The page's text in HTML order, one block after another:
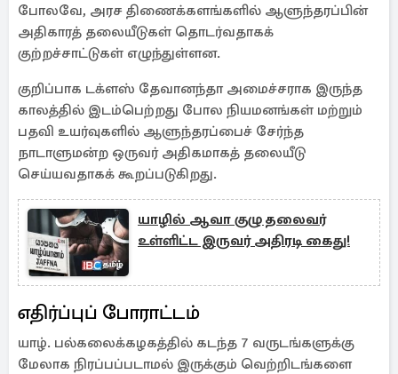
போலவே, அரச திணைக்களங்களில் ஆளுந்தரப்பின்
அதிகாரத் தலையீடுகள் தொடர்வதாகக்
குற்றச்சாட்டுகள் எழுந்துள்ளன.
குறிப்பாக டக்ளஸ் தேவானந்தா அமைச்சராக இருந்த
காலத்தில் இடம்பெற்றது போல நியமனங்கள் மற்றும்
பதவி உயர்வுகளில் ஆளுந்தரப்பைச் சேர்ந்த
நாடாளுமன்ற ஒருவர் அதிகமாகத் தலையீடு
செய்யவதாகக் கூறப்படுகிறது.
யாழில் ஆவா குழு தலைவர்
உள்ளிட்ட இருவர் அதிரடி கைது!
எதிர்ப்புப் போராட்டம்
யாழ். பல்கலைக்கழகத்தில் கடந்த 7 வருடங்களுக்கு
மேலாக நிரப்பப்படாமல் இருக்கும் வெற்றிடங்களை